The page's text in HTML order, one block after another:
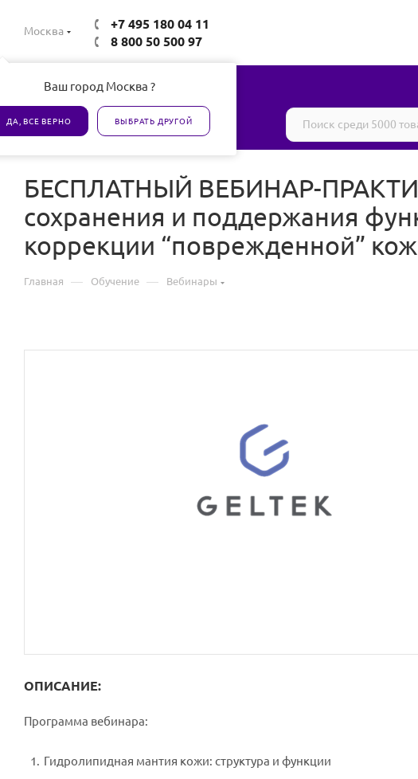
Москва
Ваш город Москва ?
ДА, ВСЕ ВЕРНО ВЫБРАТЬ ДРУГОЙ
+7 495 180 04 11
8 800 50 500 97
Все товары сертифицированы
БЕСПЛАТНЫЙ ВЕБИНАР-
сохранения и поддержания
коррекции “поврежденной”
Главная — Обучение — Вебинары
ОПИСАНИЕ:
Программа вебинара:
Гидролипидная мантия кожи: структура и функции